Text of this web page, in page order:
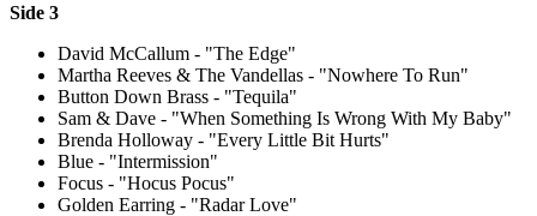
Side 3
David McCallum - "The Edge"
Martha Reeves & The Vandellas - "Nowhere To Run"
Button Down Brass - "Tequila"
Sam & Dave - "When Something Is Wrong With My Baby"
Brenda Holloway - "Every Little Bit Hurts"
Blue - "Intermission"
Focus - "Hocus Pocus"
Golden Earring - "Radar Love"